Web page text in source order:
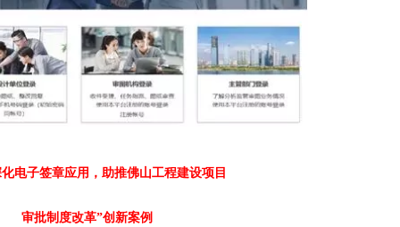
子签章应用，助推佛山工程建设项目
批制度改革”创新案例